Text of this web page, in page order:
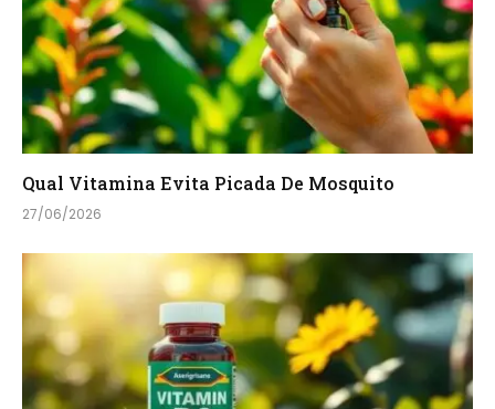
Qual Vitamina Evita Picada De Mosquito
27/06/2026